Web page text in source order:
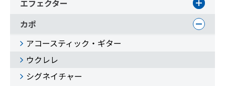
エフェクター
カポ
アコースティック・ギター
ウクレレ
シグネイチャー